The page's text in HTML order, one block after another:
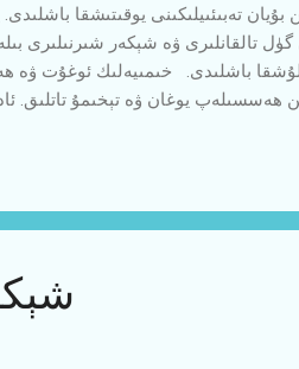
تەبىئىيلىكىنى يوقىتىشقا
تالقانلىرى ۋە شېكەر شىرنىلىرى
باشلىدى. خىمىيەلىك ئوغۇت ۋە
ھەسسىلەپ يوغان ۋە تېخىمۇ تاتلىق.
بۇ قىلمىشلار گەرچە